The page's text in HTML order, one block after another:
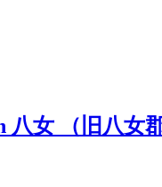
女 （旧八女郡